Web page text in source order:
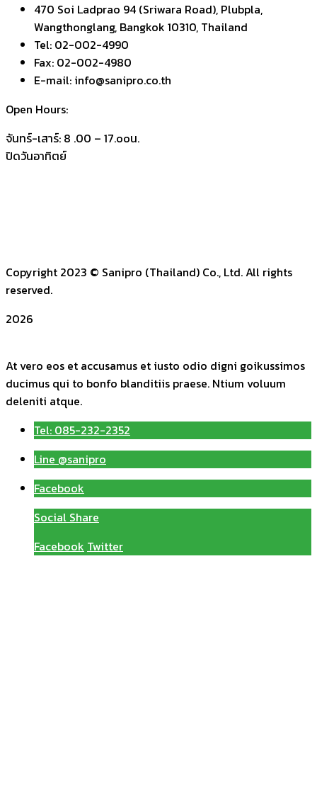
470 Soi Ladprao 94 (Sriwara Road), Plubpla,
Wangthonglang, Bangkok 10310, Thailand
Tel: 02-002-4990
Fax: 02-002-4980
E-mail: info@sanipro.co.th
Open Hours:
จันทร์-เสาร์: 8 .00 – 17.ooน.
ปิดวันอาทิตย์
Copyright 2023 © Sanipro (Thailand) Co., Ltd. All rights
reserved.
2026
At vero eos et accusamus et iusto odio digni goikussimos
ducimus qui to bonfo blanditiis praese. Ntium voluum
deleniti atque.
Tel: 085-232-2352
Line @sanipro
Facebook
Social Share
Facebook Twitter